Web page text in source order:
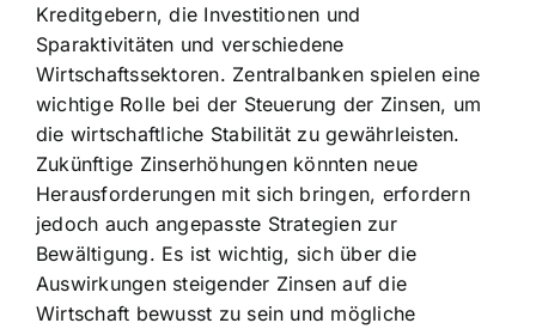
Kreditgebern, die Investitionen und
Sparaktivitäten und verschiedene
Wirtschaftssektoren. Zentralbanken spielen eine
wichtige Rolle bei der Steuerung der Zinsen, um
die wirtschaftliche Stabilität zu gewährleisten.
Zukünftige Zinserhöhungen könnten neue
Herausforderungen mit sich bringen, erfordern
jedoch auch angepasste Strategien zur
Bewältigung. Es ist wichtig, sich über die
Auswirkungen steigender Zinsen auf die
Wirtschaft bewusst zu sein und mögliche